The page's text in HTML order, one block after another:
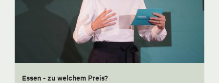
Essen - zu welchem Preis?